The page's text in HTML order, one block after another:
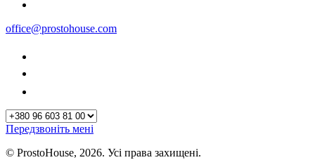
office@prostohouse.com
Передзвоніть мені
© ProstoHouse, 2026. Усі права захищені.